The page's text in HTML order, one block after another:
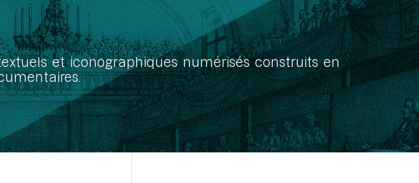
et iconographiques numérisés construits en